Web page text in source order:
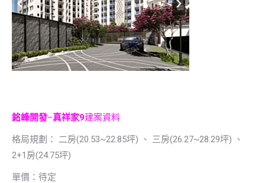
銘峰開發–真祥家9建案資料
格局規劃： 二房(20.53~22.85坪) 、 三房(26.27~28.29坪) 、
2+1房(24.75坪)
單價：待定